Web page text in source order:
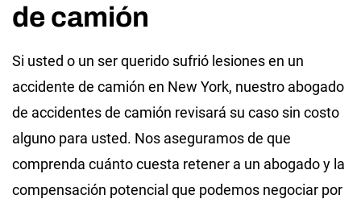
de camión
Si usted o un ser querido sufrió lesiones en un
accidente de camión en New York, nuestro abogado
de accidentes de camión revisará su caso sin costo
alguno para usted. Nos aseguramos de que
comprenda cuánto cuesta retener a un abogado y la
compensación potencial que podemos negociar por